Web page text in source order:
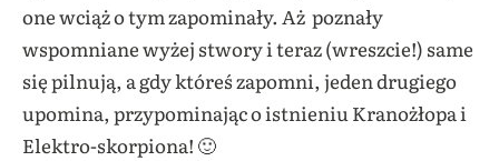
one wciąż o tym zapominały. Aż poznały
wspomniane wyżej stwory i teraz (wreszcie!) same
się pilnują, a gdy któreś zapomni, jeden drugiego
upomina, przypominając o istnieniu Kranożłopa i
Elektro-skorpiona! 🙂